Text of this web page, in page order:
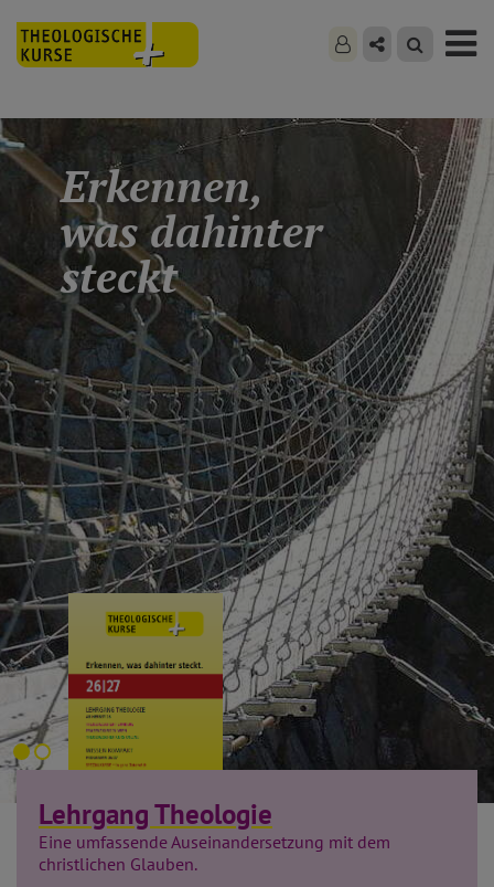
Erkennen,
was dahinter
steckt
Gesamtprogramm 26/27 als
PDF
Lehrgang Theologie
Eine umfassende Auseinandersetzung mit dem
christlichen Glauben.